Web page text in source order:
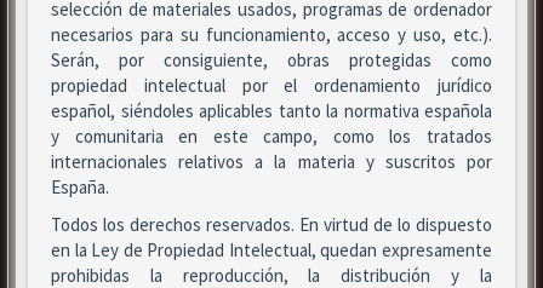
selección de materiales usados, programas de ordenador
necesarios para su funcionamiento, acceso y uso, etc.).
Serán, por consiguiente, obras protegidas como
propiedad intelectual por el ordenamiento jurídico
español, siéndoles aplicables tanto la normativa española
y comunitaria en este campo, como los tratados
internacionales relativos a la materia y suscritos por
España.
Todos los derechos reservados. En virtud de lo dispuesto
en la Ley de Propiedad Intelectual, quedan expresamente
prohibidas la reproducción, la distribución y la